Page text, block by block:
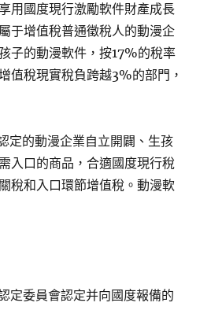
用國度現行激勵軟件財產成長
于增值稅普通徵稅人的動漫企
子的動漫軟件，按17%的稅率
值稅現實稅負跨越3%的部門，
定的動漫企業自立開闢、生孩
入口的商品，合適國度現行稅
稅和入口環節增值稅。動漫軟
定委員會認定并向國度報備的